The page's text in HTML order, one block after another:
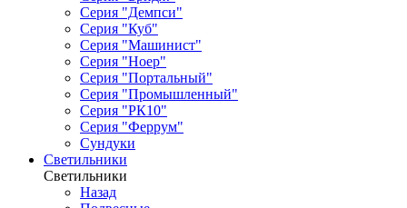
Серия "Демпси"
Серия "Куб"
Серия "Машинист"
Серия "Ноер"
Серия "Портальный"
Серия "Промышленный"
Серия "РК10"
Серия "Феррум"
Сундуки
Светильники
Светильники
Назад